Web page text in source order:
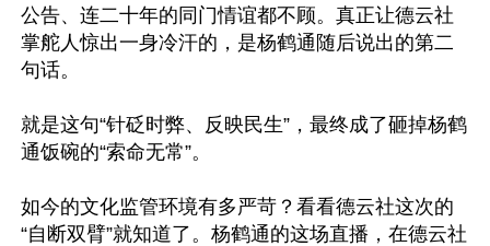
公告、连二十年的同门情谊都不顾。真正让德云社
掌舵人惊出一身冷汗的，是杨鹤通随后说出的第二
句话。
就是这句“针砭时弊、反映民生”，最终成了砸掉杨鹤
通饭碗的“索命无常”。
如今的文化监管环境有多严苛？看看德云社这次的
“自断双臂”就知道了。杨鹤通的这场直播，在德云社